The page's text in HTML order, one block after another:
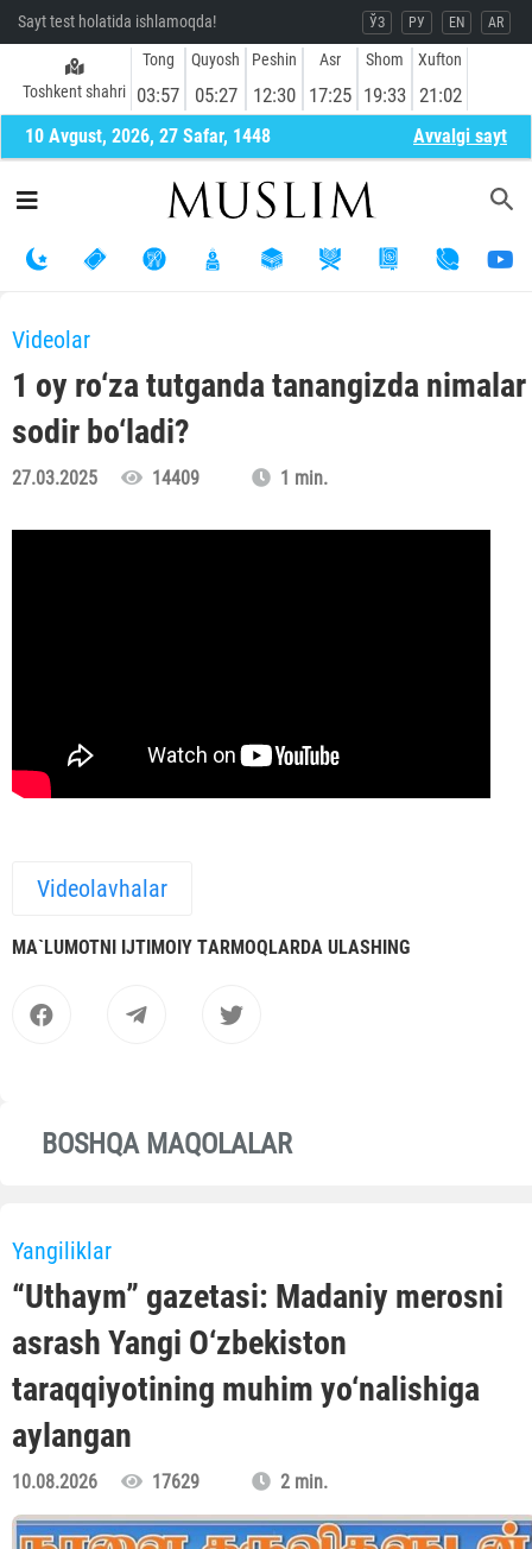
Sayt test holatida ishlamoqda! ЎЗ РУ EN AR
Toshkent shahri
Tong
03:57
Quyosh
05:27
Peshin
12:30
Asr
17:25
Shom
19:33
Xufton
21:02
10 Avgust, 2026, 27 Safar, 1448 Avvalgi sayt
Videolar
1 oy ro‘za tutganda tanangizda nimalar
sodir bo‘ladi?
27.03.2025 14409 1 min.
Videolavhalar
MА`LUMOTNI IJTIMOIY TАRMOQLАRDА ULАSHING
BOSHQA MAQOLALAR
Yangiliklar
“Uthaym” gazetasi: Madaniy merosni
asrash Yangi O‘zbekiston
taraqqiyotining muhim yo‘nalishiga
aylangan
10.08.2026 17629 2 min.